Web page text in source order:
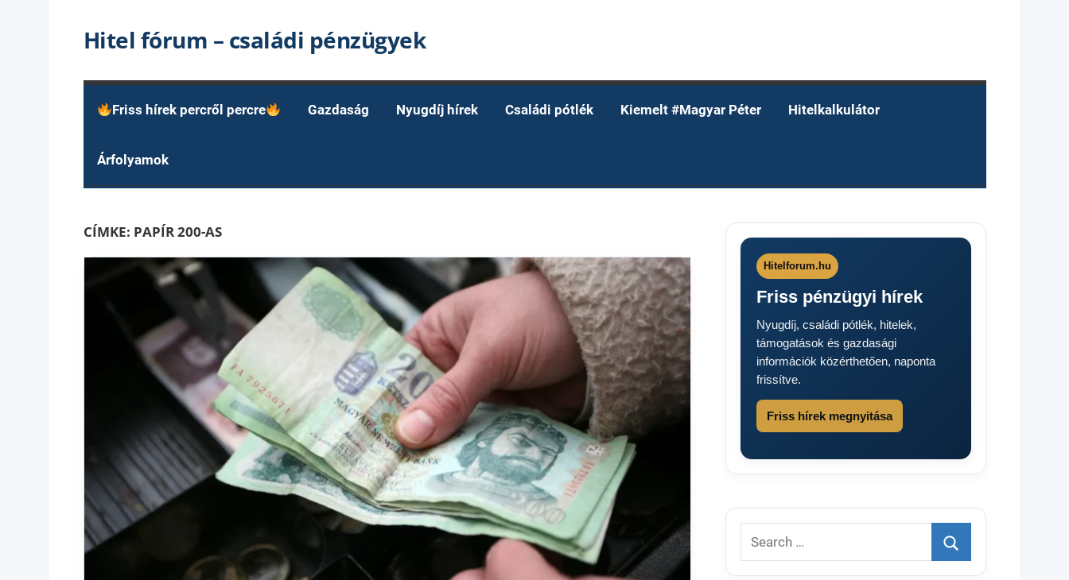
Hitel fórum – családi pénzügyek
Friss hírek percről percre Gazdaság Nyugdíj hírek Családi pótlék Kiemelt #Magyar Péter Hitelkalkulátor
Árfolyamok
CÍMKE: PAPÍR 200-AS
Hitelforum.hu
Friss pénzügyi hírek
Nyugdíj, családi pótlék, hitelek,
támogatások és gazdasági
információk közérthetően, naponta
frissítve.
Friss hírek megnyitása
Search
for:
Search